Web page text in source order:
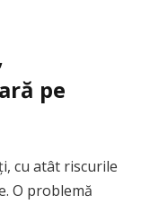
pe
cu atât riscurile
O problemă